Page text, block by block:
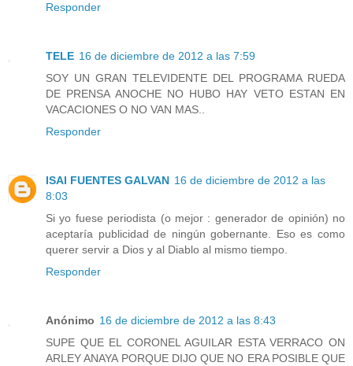
Responder
TELE 16 de diciembre de 2012 a las 7:59
SOY UN GRAN TELEVIDENTE DEL PROGRAMA RUEDA
DE PRENSA ANOCHE NO HUBO HAY VETO ESTAN EN
VACACIONES O NO VAN MAS..
Responder
ISAI FUENTES GALVAN 16 de diciembre de 2012 a las
8:03
Si yo fuese periodista (o mejor : generador de opinión) no
aceptaría publicidad de ningún gobernante. Eso es como
querer servir a Dios y al Diablo al mismo tiempo.
Responder
Anónimo 16 de diciembre de 2012 a las 8:43
SUPE QUE EL CORONEL AGUILAR ESTA VERRACO ON
ARLEY ANAYA PORQUE DIJO QUE NO ERA POSIBLE QUE